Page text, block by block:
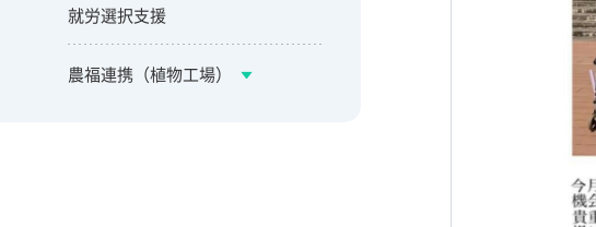
就労選択支援
農福連携（植物工場）